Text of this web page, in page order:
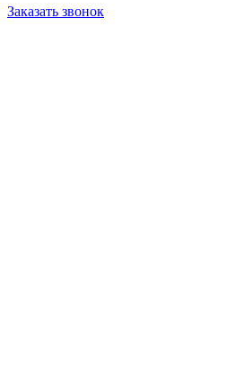
Заказать звонок